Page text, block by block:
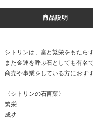
商品説明
シトリンは、富と繁栄をもたら
また金運を呼ぶ石としても有名で
商売や事業をしている方におすす
〈シトリンの石言葉〉
繁栄
成功